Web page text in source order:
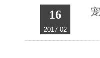
16
2017-02